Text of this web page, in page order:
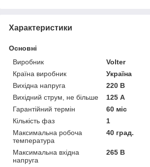
Характеристики
Основні
Виробник
Volter
Країна виробник
Україна
Вихідна напруга
220 В
Вихідний струм, не більше
125 А
Гарантійний термін
60 міс
Кількість фаз
1
Максимальна робоча
температура
40 град.
Максимальна вхідна
напруга
265 В